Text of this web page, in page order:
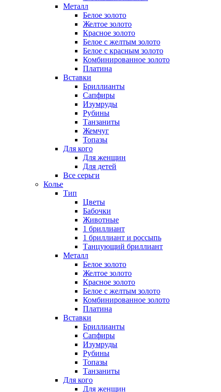
Металл
Белое золото
Желтое золото
Красное золото
Белое с желтым золото
Белое с красным золото
Комбинированное золото
Платина
Вставки
Бриллианты
Сапфиры
Изумруды
Рубины
Танзаниты
Жемчуг
Топазы
Для кого
Для женщин
Для детей
Все серьги
Колье
Тип
Цветы
Бабочки
Животные
1 бриллиант
1 бриллиант и россыпь
Танцующий бриллиант
Металл
Белое золото
Желтое золото
Красное золото
Белое с желтым золото
Комбинированное золото
Платина
Вставки
Бриллианты
Сапфиры
Изумруды
Рубины
Топазы
Танзаниты
Для кого
Для женщин